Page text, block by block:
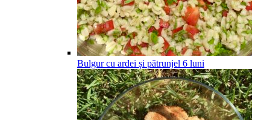
Bulgur cu ardei și pătrunjel 6 luni